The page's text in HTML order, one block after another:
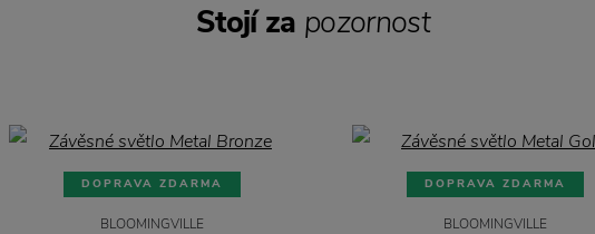
Stojí za pozornost
DOPRAVA ZDARMA
BLOOMINGVILLE
DOPRAVA ZDARMA
BLOOMINGVILLE